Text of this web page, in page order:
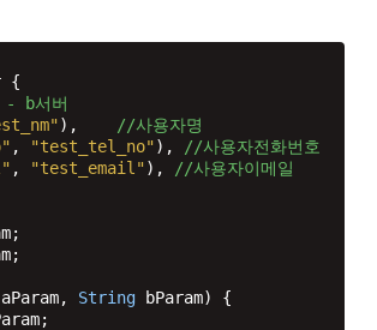
{
b서버
),
//사용자명
, "test_tel_no"),
//사용자전화번호
, "test_email"),
//사용자이메일
aParam, String bParam) {